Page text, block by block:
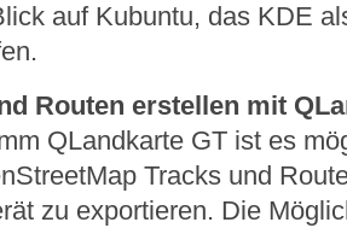
auf Kubuntu, das KDE
Routen erstellen mit
QLandkarte GT ist es
Tracks und
zu exportieren. Die